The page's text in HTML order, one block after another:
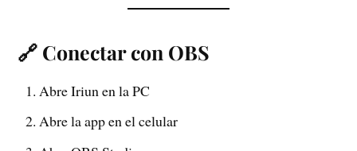
🔗 Conectar con OBS
Abre Iriun en la PC
Abre la app en el celular